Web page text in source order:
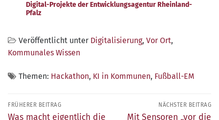
Digital-Projekte der Entwicklungsagentur Rheinland-
Pfalz
Veröffentlicht unter Digitalisierung, Vor Ort,
Kommunales Wissen
Themen: Hackathon, KI in Kommunen, Fußball-EM
Beitragsnavigation
FRÜHERER BEITRAG
Früherer
Was macht eigentlich die
NÄCHSTER BEITRAG
Nächster
Mit Sensoren „vor die